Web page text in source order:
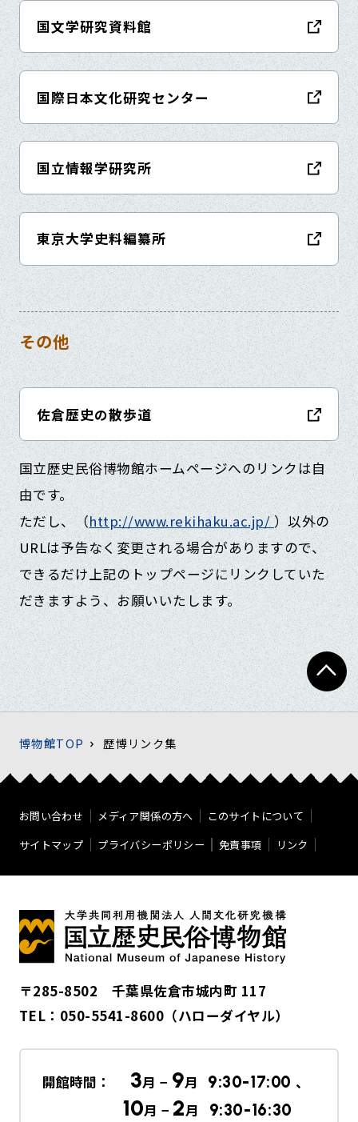
博物館TOP 歴博リンク集
国文学研究資料館
国際日本文化研究センター
国立情報学研究所
東京大学史料編纂所
その他
佐倉歴史の散歩道
国立歴史民俗博物館ホームページへのリンクは自
由です。
ただし、（http://www.rekihaku.ac.jp/）以外の
URLは予告なく変更される場合がありますので、
できるだけ上記のトップページにリンクしていた
だきますよう、お願いいたします。
お問い合わせ メディア関係の方へ
このサイトについて
サイトマップ
プライバシーポリシー 免責事項 リンク
開館時間： 3月 − 9月 9:30-17:00 、
10月 − 2月
9:30-16:30
〒285-8502 千葉県佐倉市城内町 117
TEL： 050-5541-8600 （ハローダイヤル）